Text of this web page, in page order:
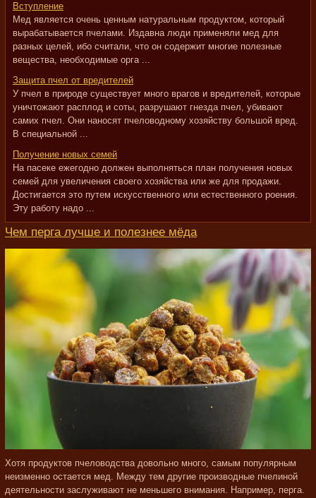
Вступление
Мед является очень ценным натуральным продуктом, который
вырабатывается пчелами. Издавна люди применяли мед для
разных целей, ибо считали, что он содержит многие полезные
вещества, необходимые орга ...
Защита пчел от вредителей
У пчел в природе существует много врагов и вредителей, которые
уничтожают расплод и соты, разрушают гнезда пчел, убивают
самих пчел. Они наносят пчеловодному хозяйству большой вред.
В специальной ...
Получение новых семей
На пасеке ежегодно должен выполняться план получения новых
семей для увеличения своего хозяйства или же для продажи.
Достигается это путем искусственного или естественного роения.
Эту работу надо ...
Чем перга лучше и полезнее мёда
Хотя продуктов пчеловодства довольно много, самым популярным
неизменно остается мед. Между тем другие производные пчелиной
деятельности заслуживают не меньшего внимания. Например, перга.